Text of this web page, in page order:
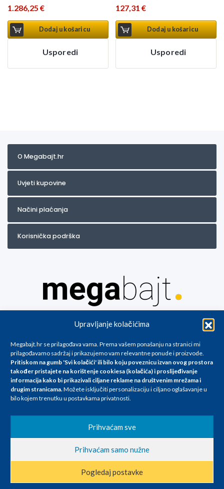
Upravljanje kolačićima
Megabajt.hr se prilagođava vama. Prema vašem ponašanju na stranici mi
prilagođavamo sadržaj i prikazujemo vam relevantne ponude i proizvode.
Pritiskom na gumb 'Svi kolačići' ili bilo koju poveznicu izvan ovog prostora
također pristajete na korištenje cookiesa (kolačića) i proslijeđivanje
informacija kako bi prikazivali ciljane reklame na društvenim mrežama i
drugim stranicama.Možete isključiti personalizaciju i ciljano oglašavanje u
bilo kojem trenutku u postavkama privatnosti.
Prihvaćam sve
Prihvaćam samo nužne
Pogledaj postavke
1.286,25 €
Dodaj u košaricu
Usporedi
127,31€
Dodaj u košaricu
Usporedi
O Megabajt.hr
Uvjeti kupovine
Načini plaćanja
Korisnička podrška
Za artikle kojih trenutno nema u ponudi obratite nam se na
info@megabajt.hr. Sve cijene su informativnog karaktera i podložne su
promjenama, a
iskazane su za avansno plaćanje(gotovina) u Eurima i uključuju PDV. Sve
cijene su iskazane isključivo za kupovinu putem webshop-a i mogu
se razlikovati od cijena u našim poslovnicama. Trudimo se dati što bolji
i točniji opis i sliku. Unatoč tome, ne možemo garantirati da su svi
navedeni podaci
i slike u potpunosti točni. Ne odgovaramo za eventualne pogreške
cijena.